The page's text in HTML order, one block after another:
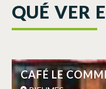
QUÉ VER
CAFÉ LE